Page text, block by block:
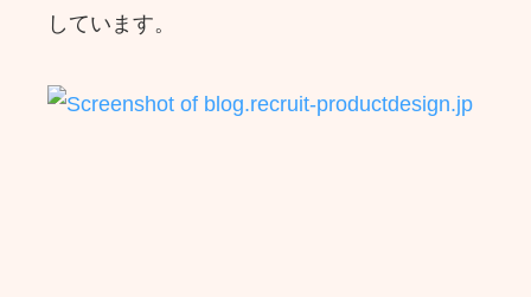
しています。